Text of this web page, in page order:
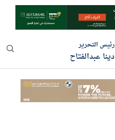
رئيس التحرير
دينا عبدالفتاح